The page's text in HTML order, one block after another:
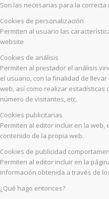
Son las necesarias para la
Cookies de personalización
Permiten al usuario las
website
Cookies de análisis
Permiten al prestador el análisis
el usuario, con la finalidad de
web, así como realizar estadísticas
número de visitantes, etc.
Cookies publicitarias
Permiten al editor incluir en la web,
contenido de la propia web.
Cookies de publicidad
Permiten al editor incluir en la
información obtenida a través de
¿Qué hago entonces?